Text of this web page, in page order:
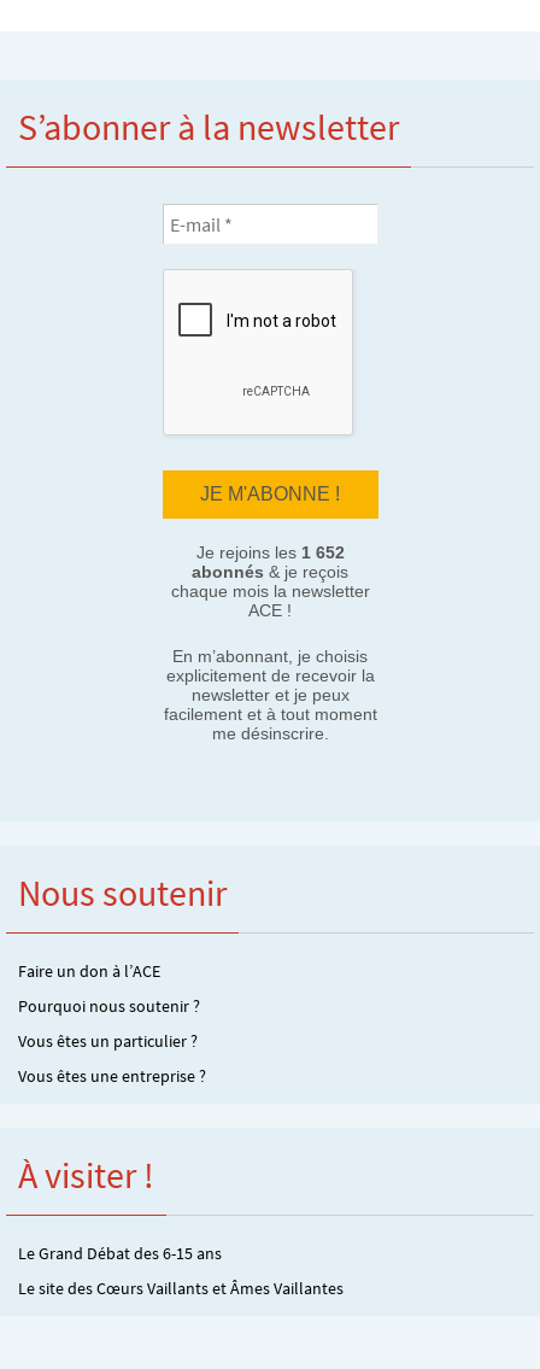
S’abonner à la newsletter
Je rejoins les 1 652
abonnés & je reçois
chaque mois la newsletter
ACE !
En m’abonnant, je choisis
explicitement de recevoir la
newsletter et je peux
facilement et à tout moment
me désinscrire.
Nous soutenir
Faire un don à l’ACE
Pourquoi nous soutenir ?
Vous êtes un particulier ?
Vous êtes une entreprise ?
À visiter !
Le Grand Débat des 6-15 ans
Le site des Cœurs Vaillants et Âmes Vaillantes